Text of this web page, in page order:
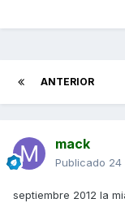
ANTERIOR
mack
Publicado 24
septiembre 2012 la